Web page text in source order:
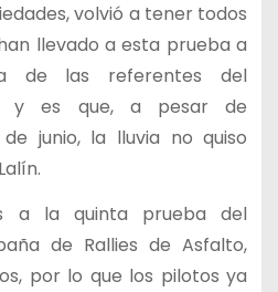
volvió a tener todos
llevado a esta prueba a
de las referentes del
y es que, a pesar de
junio, la lluvia no quiso
a la quinta prueba del
de Rallies de Asfalto,
por lo que los pilotos ya